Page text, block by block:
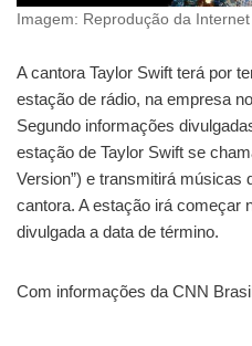
Imagem: Reprodução da Internet
A cantora Taylor Swift terá por
estação de rádio, na empresa
Segundo informações
estação de Taylor Swift se
Version”) e transmitirá músicas
cantora. A estação irá começar
divulgada a data de término.
Com informações da CNN